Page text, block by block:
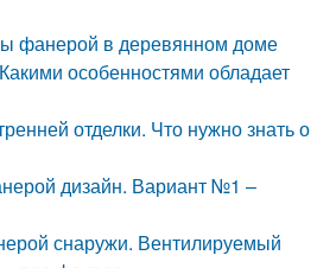
фанерой в деревянном доме
особенностями обладает
отделки. Что нужно знать о
дизайн. Вариант №1 –
снаружи. Вентилируемый